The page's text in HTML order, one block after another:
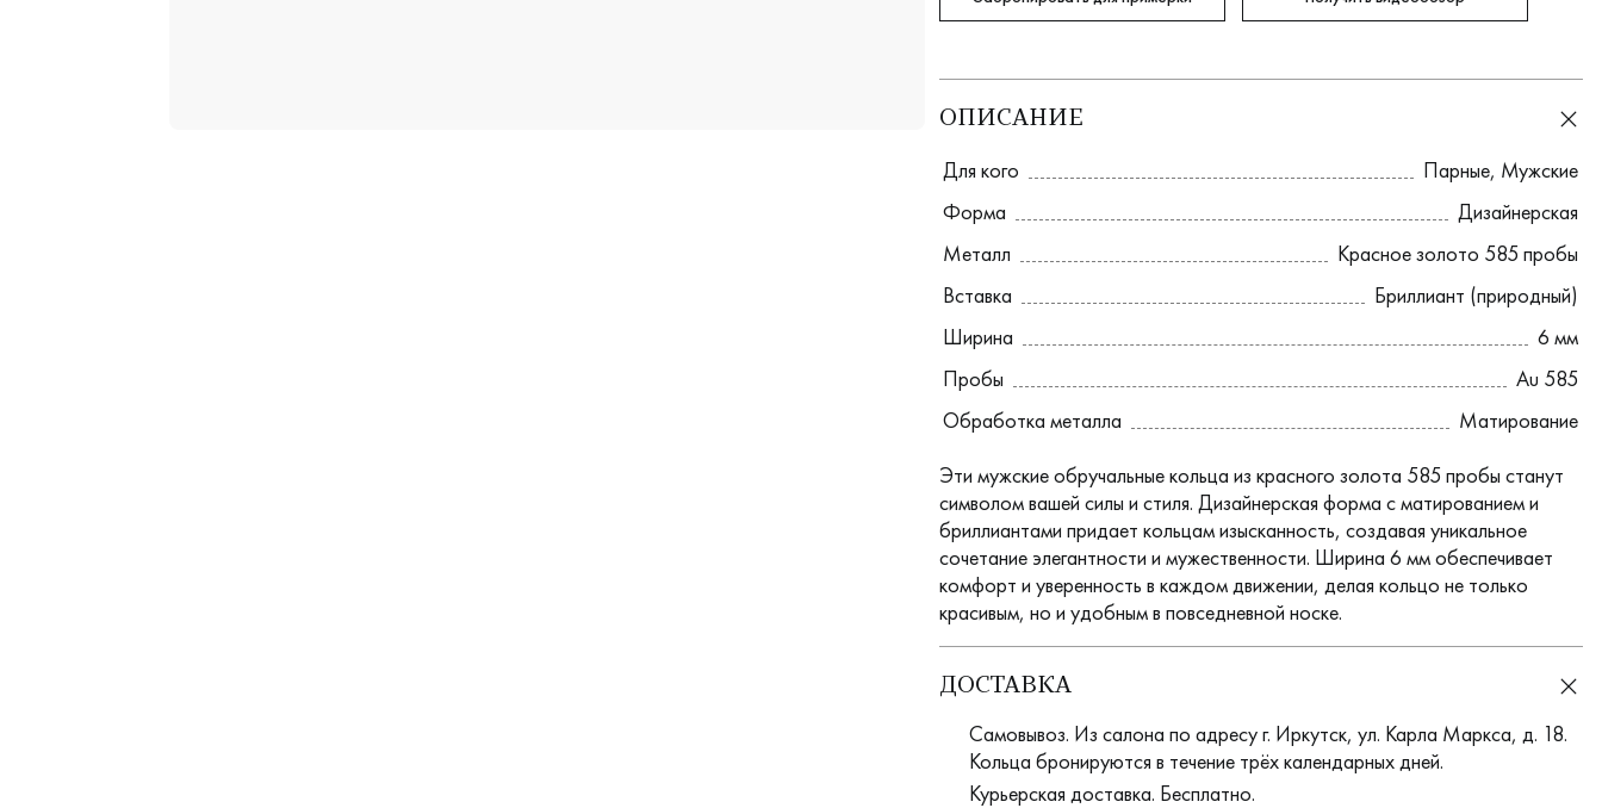
ОПИСАНИЕ
Для кого Парные, Мужские
Форма
Дизайнерская
Металл
Красное золото 585 пробы
Вставка
Бриллиант (природный)
Ширина
6 мм
Пробы
Au 585
Обработка металла
Матирование
Эти мужские обручальные кольца из красного золота 585 пробы станут
символом вашей силы и стиля. Дизайнерская форма с матированием и
бриллиантами придает кольцам изысканность, создавая уникальное
сочетание элегантности и мужественности. Ширина 6 мм обеспечивает
комфорт и уверенность в каждом движении, делая кольцо не только
красивым, но и удобным в повседневной носке.
ДОСТАВКА
Самовывоз. Из салона по адресу г. Иркутск, ул. Карла Маркса, д. 18.
Кольца бронируются в течение трёх календарных дней.
Курьерская доставка. Бесплатно.